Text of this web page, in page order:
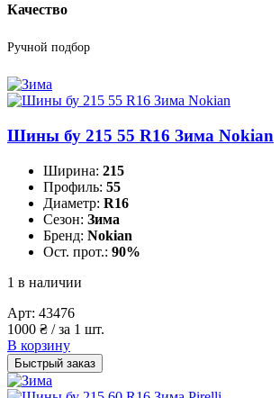
Качество
Ручной подбор
Шины бу 215 55 R16 Зима Nokian
Ширина: 215
Профиль: 55
Диаметр: R16
Сезон: Зима
Бренд: Nokian
Ост. прот.: 90%
1 в наличии
Арт: 43476
1000 ₴ / за 1 шт.
В корзину
Быстрый заказ